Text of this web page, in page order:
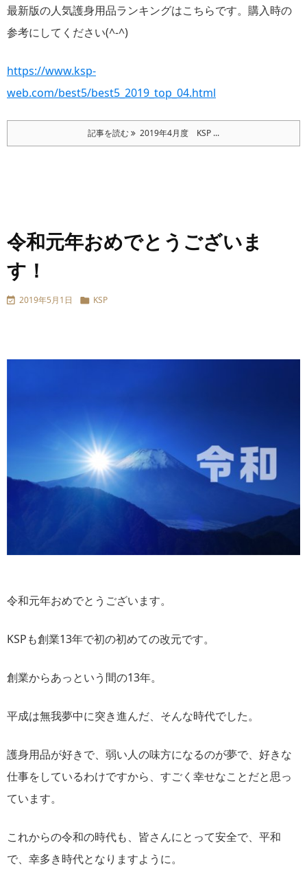
最新版の人気護身用品ランキングはこちらです。購入時の
参考にしてください(^-^)
https://www.ksp-
web.com/best5/best5_2019_top_04.html
記事を読む 2019年4月度 KSP ...
令和元年おめでとうございま
す！
 2019年5月1日  KSP
令和元年おめでとうございます。
KSPも創業13年で初の初めての改元です。
創業からあっという間の13年。
平成は無我夢中に突き進んだ、そんな時代でした。
護身用品が好きで、弱い人の味方になるのが夢で、好きな
仕事をしているわけですから、すごく幸せなことだと思っ
ています。
これからの令和の時代も、皆さんにとって安全で、平和
で、幸多き時代となりますように。